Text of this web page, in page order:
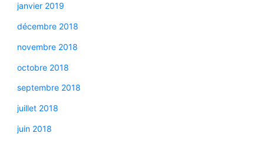
janvier 2019
décembre 2018
novembre 2018
octobre 2018
septembre 2018
juillet 2018
juin 2018